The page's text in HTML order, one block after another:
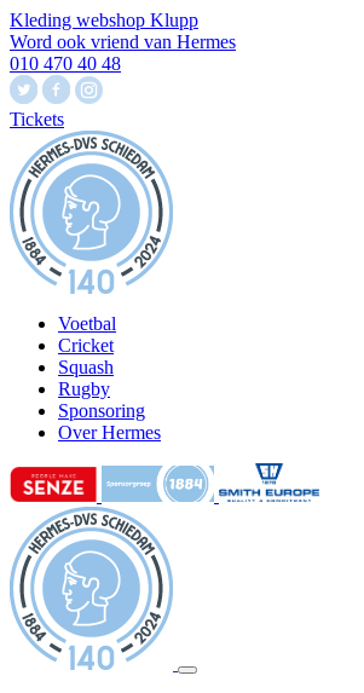
Kleding webshop Klupp
Word ook vriend van Hermes
010 470 40 48
Tickets
Voetbal
Cricket
Squash
Rugby
Sponsoring
Over Hermes